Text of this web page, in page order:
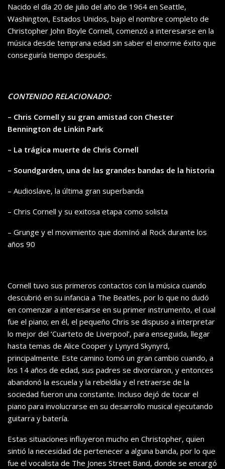
Nacido el día 20 de julio del año de 1964 en Seattle,
Washington, Estados Unidos, bajo el nombre completo de
Christopher John Boyle Cornell, comenzó a interesarse en la
música desde temprana edad sin saber el enorme éxito que
conseguiría tiempo después.
CONTENIDO RELACIONADO:
– Chris Cornell y su gran amistad con Chester
Bennington de Linkin Park
– La trágica muerte de Chris Cornell
– Soundgarden, una de las grandes bandas de la historia
– Audioslave, la última gran superbanda
– Chris Cornell y su exitosa etapa como solista
– Grunge y el movimiento que domInó al Rock durante los
años 90
Cornell tuvo sus primeros contactos con la música cuando
descubrió en su infancia a The Beatles, por lo que no dudó
en comenzar a interesarse en su primer instrumento, el cual
fue el piano; en él, el pequeño Chris se dispuso a interpretar
lo mejor del ‘Cuarteto de Liverpool’, para enseguida, llegar
hasta temas de Alice Cooper y Lynyrd Skynyrd,
principalmente. Este camino tomó un gran cambio cuando, a
los 14 años de edad, sus padres se divorciaron, y entonces
abandonó la escuela y la rebeldía y el retraerse de la
sociedad fueron una constante. Incluso dejó de tocar el
piano para involucrarse en su desarrollo musical ejecutando
guitarra y batería.
Estas situaciones influyeron mucho en Christopher, quien
sintió la necesidad de pertenecer a alguna banda, por lo que
fue el vocalista de The Jones Street Band, donde se encargó